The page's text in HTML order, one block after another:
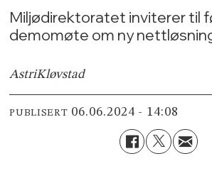
Miljødirektoratet inviterer til
demomøte om ny nettløsning
AstriKløvstad
PUBLISERT 06.06.2024 - 14:08